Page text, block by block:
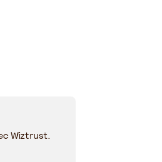
Wiztrust.